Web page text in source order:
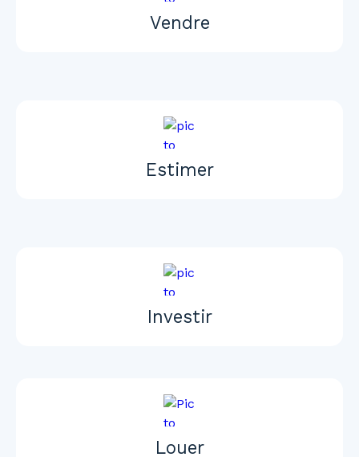
Vendre
Estimer
Investir
Louer